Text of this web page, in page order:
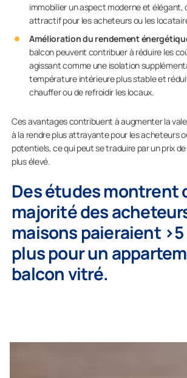
immobilier un aspect moderne et élégant,
attractif pour les acheteurs ou les
Amélioration du rendement
balcon peuvent contribuer à réduire les
agissant comme une isolation
température intérieure plus stable et
chauffer ou de refroidir les locaux.
Ces avantages contribuent à augmenter la
à la rendre plus attrayante pour les acheteurs
potentiels, ce qui peut se traduire par un prix
plus élevé.
Des études montrent
majorité des
maisons paieraient >5
plus pour un
balcon vitré.